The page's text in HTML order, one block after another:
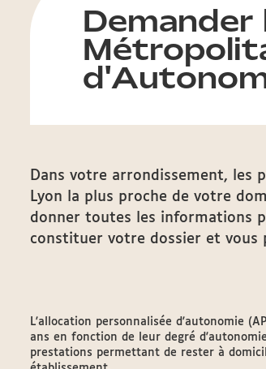
Dans votre arrondissement, les
Lyon la plus proche de votre
donner toutes les informations
constituer votre dossier et vous
L'allocation personnalisée d'autonomie
ans en fonction de leur degré
prestations permettant de rester à